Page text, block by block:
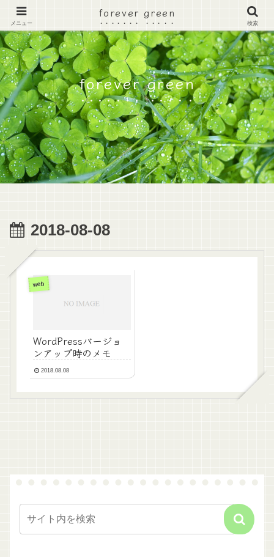
forever green
2018-08-08
web
WordPressバージョ
ンアップ時のメモ
2018.08.08
メニュー
forever green
検索